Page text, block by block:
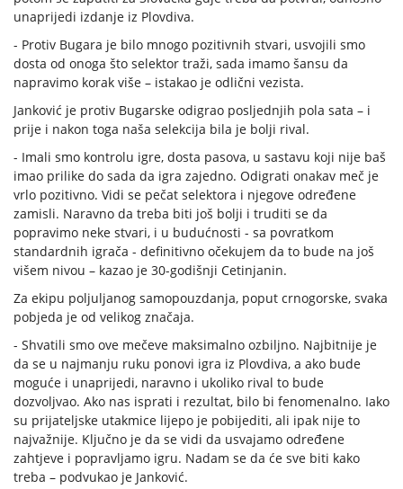
unaprijedi izdanje iz Plovdiva.
- Protiv Bugara je bilo mnogo pozitivnih stvari, usvojili smo
dosta od onoga što selektor traži, sada imamo šansu da
napravimo korak više – istakao je odlični vezista.
Janković je protiv Bugarske odigrao posljednjih pola sata – i
prije i nakon toga naša selekcija bila je bolji rival.
- Imali smo kontrolu igre, dosta pasova, u sastavu koji nije baš
imao prilike do sada da igra zajedno. Odigrati onakav meč je
vrlo pozitivno. Vidi se pečat selektora i njegove određene
zamisli. Naravno da treba biti još bolji i truditi se da
popravimo neke stvari, i u budućnosti - sa povratkom
standardnih igrača - definitivno očekujem da to bude na još
višem nivou – kazao je 30-godišnji Cetinjanin.
Za ekipu poljuljanog samopouzdanja, poput crnogorske, svaka
pobjeda je od velikog značaja.
- Shvatili smo ove mečeve maksimalno ozbiljno. Najbitnije je
da se u najmanju ruku ponovi igra iz Plovdiva, a ako bude
moguće i unaprijedi, naravno i ukoliko rival to bude
dozvoljvao. Ako nas isprati i rezultat, bilo bi fenomenalno. Iako
su prijateljske utakmice lijepo je pobijediti, ali ipak nije to
najvažnije. Ključno je da se vidi da usvajamo određene
zahtjeve i popravljamo igru. Nadam se da će sve biti kako
treba – podvukao je Janković.